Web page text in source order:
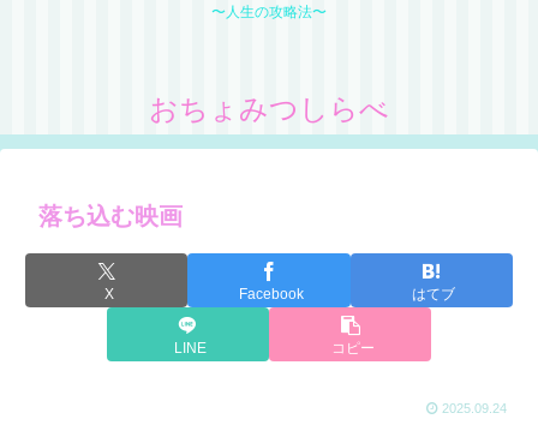
〜人生の攻略法〜
おちょみつしらべ
落ち込む映画
X Facebook はてブ
LINE コピー
2025.09.24